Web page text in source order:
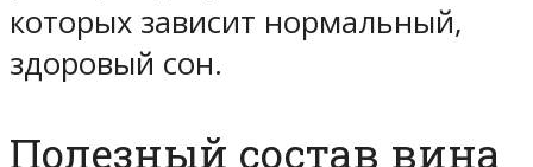
которых зависит нормальный,
здоровый сон.
Полезный состав вина